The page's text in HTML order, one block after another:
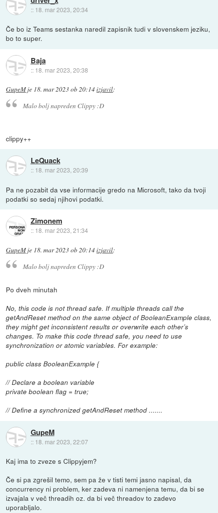
:: 18. mar 2023, 20:34
Če bo iz Teams sestanka naredil zapisnik tudi v slovenskem jeziku,
bo to super.
Baja
:: 18. mar 2023, 20:38
GupeMje 18. mar 2023 ob 20:14izjavil:
Malo bolj napreden Clippy :D
clippy++
LeQuack
:: 18. mar 2023, 20:39
Pa ne pozabit da vse informacije gredo na Microsoft, tako da tvoji
podatki so sedaj njihovi podatki.
Zimonem
:: 18. mar 2023, 21:34
GupeMje 18. mar 2023 ob 20:14izjavil:
Malo bolj napreden Clippy :D
Po dveh minutah
No, this code is not thread safe. If multiple threads call the
getAndReset method on the same object of BooleanExample class,
they might get inconsistent results or overwrite each other’s
changes. To make this code thread safe, you need to use
synchronization or atomic variables. For example:
public class BooleanExample {
// Declare a boolean variable
private boolean flag = true;
// Define a synchronized getAndReset method .......
GupeM
:: 18. mar 2023, 22:07
Kaj ima to zveze s Clippyjem?
Če si pa zgrešil temo, sem pa že v tisti temi jasno napisal, da
concurrency ni problem, ker zadeva ni namenjena temu, da bi se
izvajala v več threadih oz. da bi več threadov to zadevo
uporabljalo.